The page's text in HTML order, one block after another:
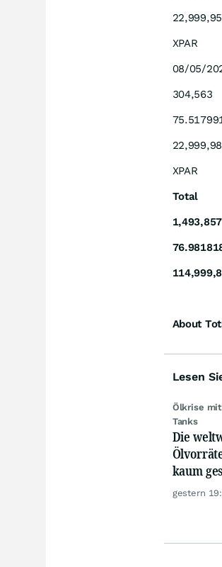
XPAR
08/05/
304,563
XPAR
Total
1,493,857
About
Lesen
Ölkrise
Tanks
Die
kaum
trotz
gestern